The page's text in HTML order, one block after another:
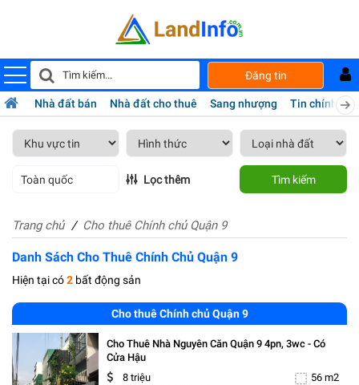
Đăng tin
Nhà đất bán Nhà đất cho thuê Sang nhượng Tin chính chủ
Toàn quốc Lọc thêm Tìm kiếm
Trang chủ Cho thuê Chính chủ Quận 9
Danh Sách Cho Thuê Chính Chủ Quận 9
Hiện tại có2 bất động sản
Cho thuê Chính chủ Quận 9
Cho Thuê Nhà Nguyên Căn Quận 9 4pn, 3wc - Có
Cửa Hậu
8 triệu
56 m2